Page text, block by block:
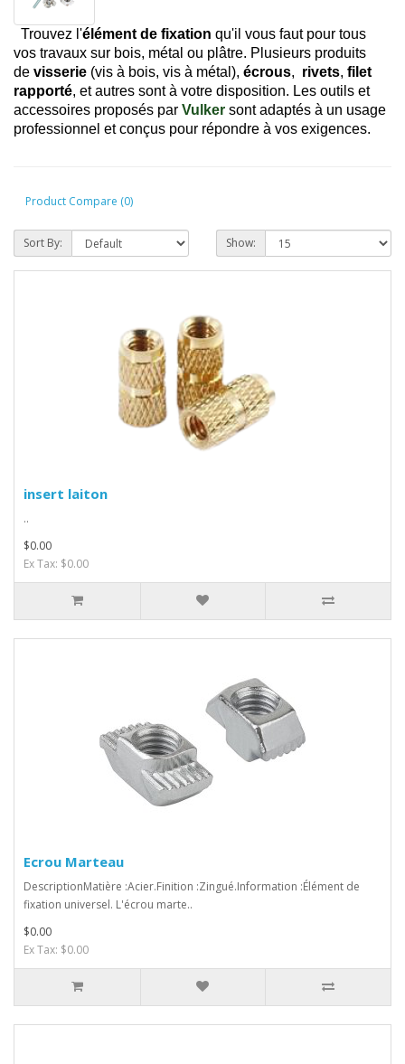
Trouvez l'élément de fixation qu'il vous faut pour tous
vos travaux sur bois, métal ou plâtre. Plusieurs produits
de visserie (vis à bois, vis à métal), écrous, rivets, filet
rapporté, et autres sont à votre disposition. Les outils et
accessoires proposés par Vulker sont adaptés à un usage
professionnel et conçus pour répondre à vos exigences.
Product Compare (0)
Sort By: Show:
insert laiton
..
$0.00
Ex Tax: $0.00
Ecrou Marteau
DescriptionMatière :Acier.Finition :Zingué.Information :Élément de
fixation universel. L'écrou marte..
$0.00
Ex Tax: $0.00